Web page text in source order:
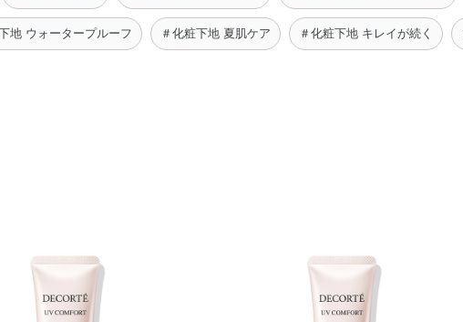
地 ウォータープルーフ ＃化粧下地 夏肌ケア ＃化粧下地 キレイが続く